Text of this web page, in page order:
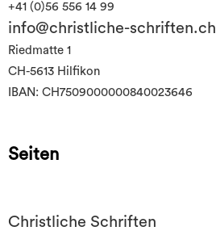
+41 (0)56 556 14 99
info@christliche-schriften.ch
Riedmatte 1
CH-5613 Hilfikon
IBAN: CH7509000000840023646
Seiten
Christliche Schriften